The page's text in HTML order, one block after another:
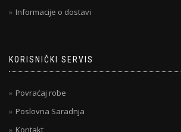
Informacije o dostavi
KORISNIČKI SERVIS
Povraćaj robe
Poslovna Saradnja
Kontakt